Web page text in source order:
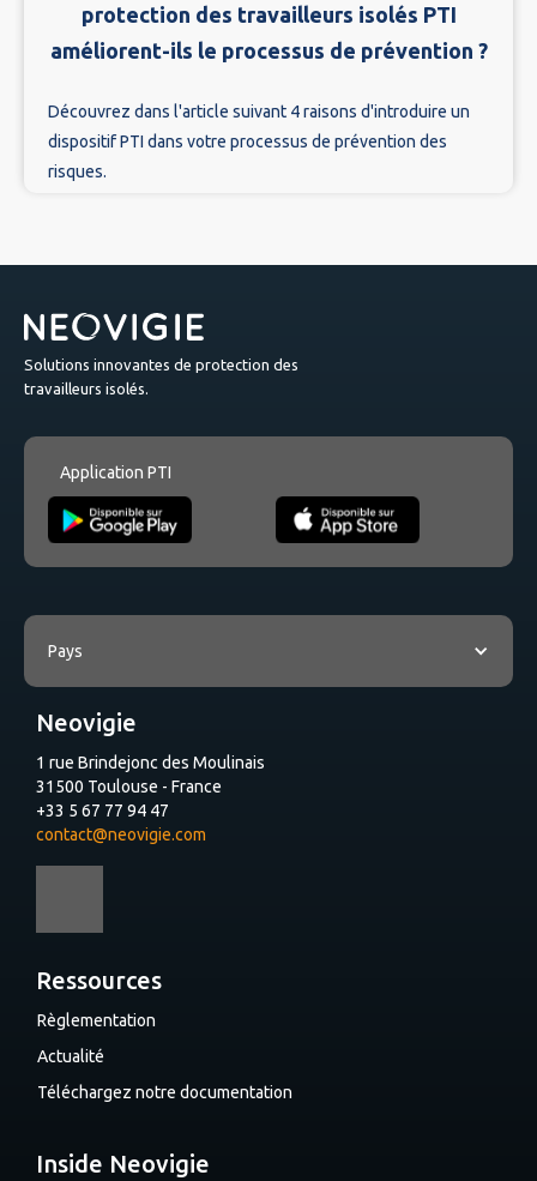
protection des travailleurs isolés PTI
améliorent-ils le processus de prévention ?
Découvrez dans l'article suivant 4 raisons d'introduire un
dispositif PTI dans votre processus de prévention des
risques.
Solutions innovantes de protection des
travailleurs isolés.
Application PTI
Pays
Neovigie
1 rue Brindejonc des Moulinais
31500 Toulouse - France
+33 5 67 77 94 47
contact@neovigie.com
Ressources
Règlementation
Actualité
Téléchargez notre documentation
Inside Neovigie